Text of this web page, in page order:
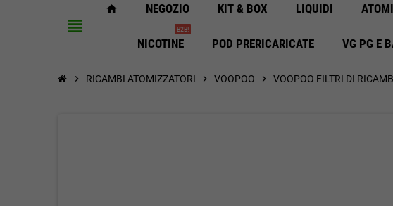
view_headline
home NEGOZIO KIT & BOX LIQUIDI
NICOTINE
B2B!
POD PRERICARICATE VG PG E
chevron_right RICAMBI ATOMIZZATORI chevron_right VOOPOO chevron_right VOOPOO FILTRI DI